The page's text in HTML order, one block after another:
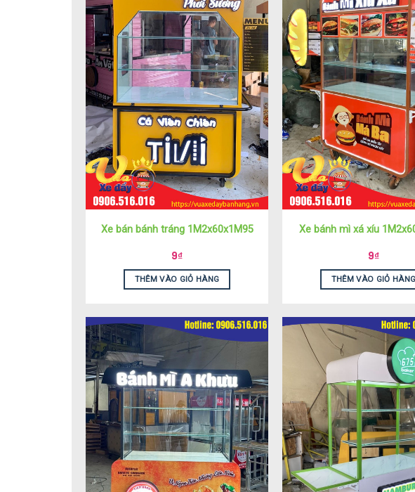
Xe bán bánh tráng 1M2x60x1M95
9₫
THÊM VÀO GIỎ HÀNG
Xe bánh mì xá xíu
9₫
THÊM VÀO GIỎ HÀNG